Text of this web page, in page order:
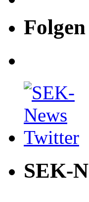
SEK-